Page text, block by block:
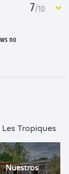
7/10
no
Tropiques
Nuestros